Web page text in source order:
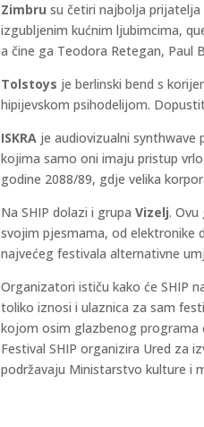
Zimbru su četiri najbolja prijatelja
izgubljenim kućnim ljubimcima,
a čine ga Teodora Retegan, Paul
Tolstoys je berlinski bend s
hipijevskom psihodelijom.
ISKRA je audiovizualni synthwave
kojima samo oni imaju pristup
godine 2088/89, gdje velika
Na SHIP dolazi i grupaVizelj.
svojim pjesmama, od elektronike
najvećeg festivala alternativne
Organizatori ističu kako će SHIP
toliko iznosi i ulaznica za sam
kojom osim glazbenog programa
Festival SHIP organizira Ured za
podržavaju Ministarstvo kulture i